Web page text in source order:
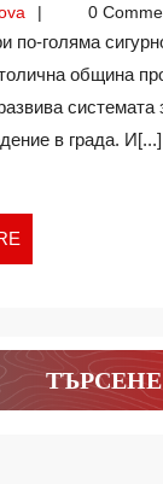
И
ОРЛИН
MSimeonova
0
община
системата
в града. И[...]
MORE
ТЪРСЕНЕ